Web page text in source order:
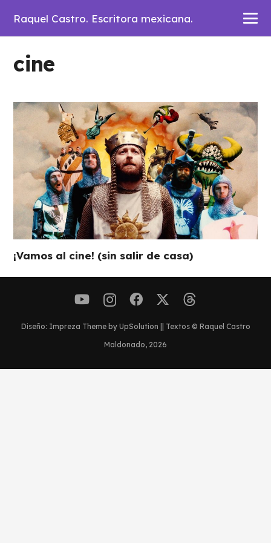
Raquel Castro. Escritora mexicana.
cine
¡Vamos al cine! (sin salir de casa)
Diseño: Impreza Theme by UpSolution || Textos © Raquel Castro
Maldonado, 2026